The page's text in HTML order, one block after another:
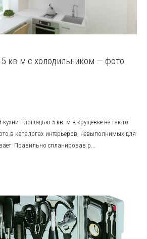
кв м с холодильником — фото
площадью 5 кв. м в хрущёвке не так-то
в каталогах интерьеров, невыполнимых для
Правильно спланировав р...